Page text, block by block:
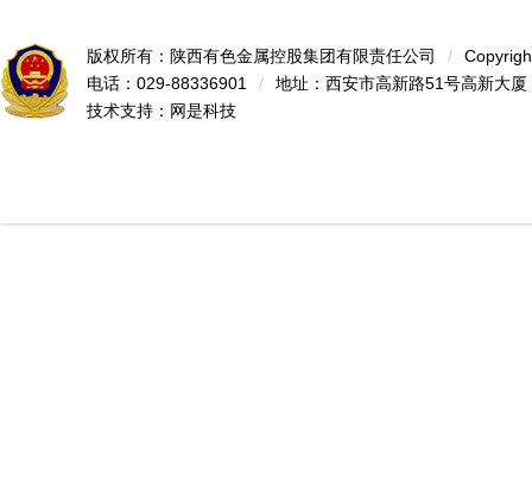
版权所有：陕西有色金属控股集团有限责任公司 /
电话：029-88336901
/
地址：西安市高新路51号高新大厦
技术支持： 网是科技